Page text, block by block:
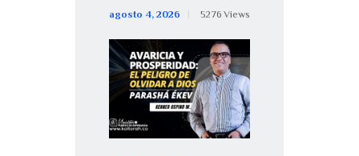
agosto 4, 2026 5276 Views